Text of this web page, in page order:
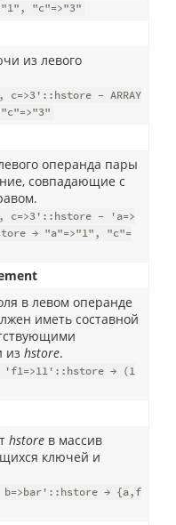
"c"=>"3"
из левого
c=>3'::hstore - ARRAY
операнда пары
совпадающие с
c=>3'::hstore - 'a=>
→ "a"=>"1", "c"=
в левом операнде
иметь составной
из hstore.
'f1=>11'::hstore → (1
hstore в массив
ключей и
b=>bar'::hstore → {a,f